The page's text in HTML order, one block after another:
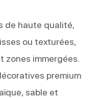
de haute qualité,
ou texturées,
zones immergées.
premium
sable et